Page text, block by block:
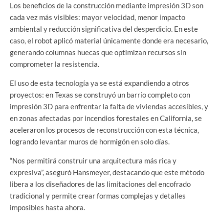
Los beneficios de la construcción mediante impresión 3D son
cada vez más visibles: mayor velocidad, menor impacto
ambiental y reducción significativa del desperdicio. En este
caso, el robot aplicó material únicamente donde era necesario,
generando columnas huecas que optimizan recursos sin
comprometer la resistencia.
El uso de esta tecnología ya se está expandiendo a otros
proyectos: en Texas se construyó un barrio completo con
impresión 3D para enfrentar la falta de viviendas accesibles, y
en zonas afectadas por incendios forestales en California, se
aceleraron los procesos de reconstrucción con esta técnica,
logrando levantar muros de hormigón en solo días.
“Nos permitirá construir una arquitectura más rica y
expresiva”, aseguró Hansmeyer, destacando que este método
libera a los diseñadores de las limitaciones del encofrado
tradicional y permite crear formas complejas y detalles
imposibles hasta ahora.